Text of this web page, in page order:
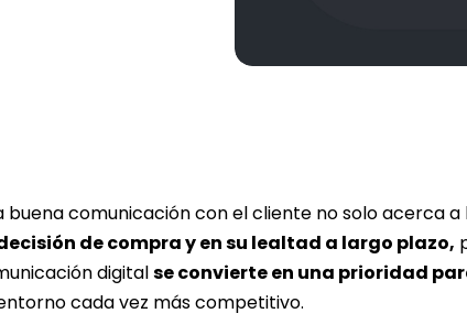
buena comunicación con el cliente no solo acerca
de compra y en su lealtad a largo plazo,
digitalse convierte en una prioridad
cada vez más competitivo.